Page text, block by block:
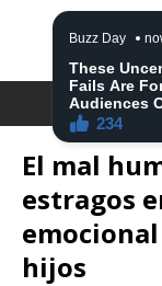
El mal
estragos
hijos